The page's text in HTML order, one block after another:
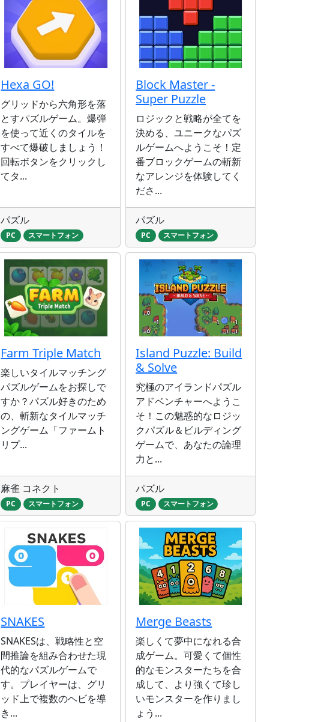
Hexa GO!
グリッドから六角形を落
とすパズルゲーム。爆弾
を使って近くのタイルを
すべて爆破しましょう！
回転ボタンをクリックし
てタ...
パズル
PC スマートフォン
Block Master -
Super Puzzle
ロジックと戦略が全てを
決める、ユニークなパズ
ルゲームへようこそ！定
番ブロックゲームの斬新
なアレンジを体験してく
ださ...
パズル
PC スマートフォン
Farm Triple Match
楽しいタイルマッチング
パズルゲームをお探しで
すか？パズル好きのため
の、斬新なタイルマッチ
ングゲーム「ファームト
リプ...
麻雀 コネクト
PC スマートフォン
Island Puzzle: Build
& Solve
究極のアイランドパズル
アドベンチャーへようこ
そ！この魅惑的なロジッ
クパズル＆ビルディング
ゲームで、あなたの論理
力と...
パズル
PC スマートフォン
SNAKES
SNAKESは、戦略性と空
間推論を組み合わせた現
代的なパズルゲームで
す。プレイヤーは、グリ
ッド上で複数のヘビを導
き...
Merge Beasts
楽しくて夢中になれる合
成ゲーム。可愛くて個性
的なモンスターたちを合
成して、より強くて珍し
いモンスターを作りまし
ょう...